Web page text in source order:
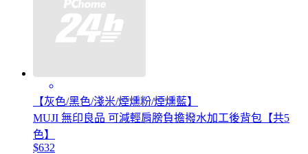
【灰色/黑色/淺米/煙燻粉/煙燻藍】
MUJI 無印良品 可減輕肩膀負擔撥水加工後背包【共5
色】
$632